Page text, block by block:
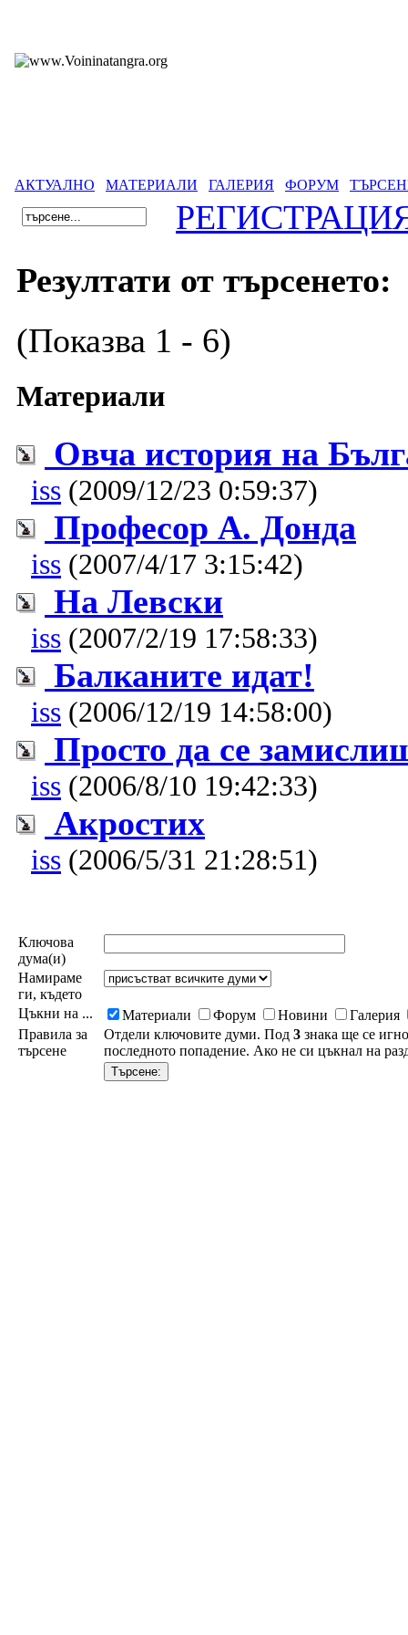
АКТУАЛНО МАТЕРИАЛИ ГАЛЕРИЯ ФОРУМ
Резултати от търсенето:
(Показва 1 - 6)
Материали
Овча история на
iss (2009/12/23 0:59:37)
Професор А. Донда
iss (2007/4/17 3:15:42)
На Левски
iss (2007/2/19 17:58:33)
Балканите идат!
iss (2006/12/19 14:58:00)
Просто да се
iss (2006/8/10 19:42:33)
Акростих
iss (2006/5/31 21:28:51)
Ключова
дума(и)
Намираме
ги, където
Цъкни на ...
Материали Форум Новини
Галерия
Правила за
търсене
Отдели ключовите думи. Под 3 знака ще се
последното попадение. Ако не си цъкнал на